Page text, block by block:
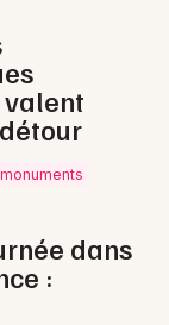
dans
: